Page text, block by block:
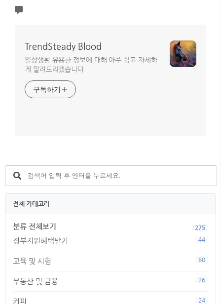
TrendSteady Blood
일상생활 유용한 정보에 대해 아주 쉽고 자세하
게 알려드리겠습니다.
구독하기
전체 카테고리
분류 전체보기 275
정부지원혜택받기 44
교육 및 시험 60
부동산 및 금융 26
커피 24